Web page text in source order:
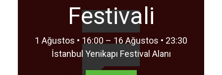
Festivali
1 Ağustos • 16:00 – 16 Ağustos • 23:30
İstanbul Yenikapı Festival Alanı